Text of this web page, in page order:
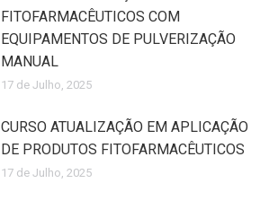
FITOFARMACÊUTICOS COM
EQUIPAMENTOS DE PULVERIZAÇÃO
MANUAL
17 de Julho, 2025
CURSO ATUALIZAÇÃO EM APLICAÇÃO
DE PRODUTOS FITOFARMACÊUTICOS
17 de Julho, 2025